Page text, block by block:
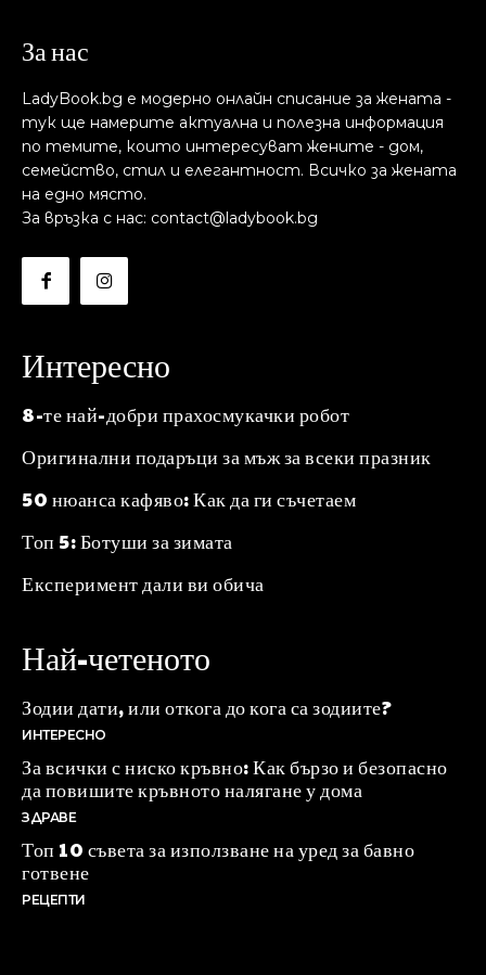
За нас
LadyBook.bg е модерно онлайн списание за жената -
тук ще намерите актуална и полезна информация
по темите, които интересуват жените - дом,
семейство, стил и елегантност. Всичко за жената
на едно място.
За връзка с нас: contact@ladybook.bg
Интересно
8-те най-добри прахосмукачки робот
Оригинални подаръци за мъж за всеки празник
50 нюанса кафяво: Как да ги съчетаем
Топ 5: Ботуши за зимата
Експеримент дали ви обича
Най-четеното
Зодии дати, или откога до кога са зодиите?
ИНТЕРЕСНО
За всички с ниско кръвно: Как бързо и безопасно
да повишите кръвното налягане у дома
ЗДРАВЕ
Топ 10 съвета за използване на уред за бавно
готвене
РЕЦЕПТИ